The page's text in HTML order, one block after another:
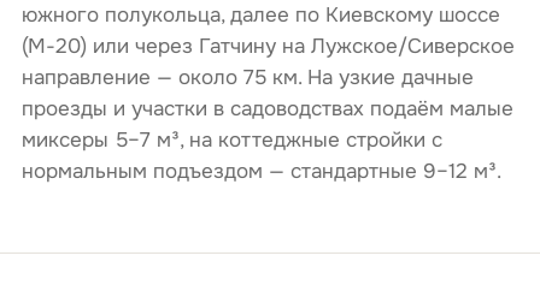
южного полукольца, далее по Киевскому шоссе
(М-20) или через Гатчину на Лужское/Сиверское
направление — около 75 км. На узкие дачные
проезды и участки в садоводствах подаём малые
миксеры 5–7 м³, на коттеджные стройки с
нормальным подъездом — стандартные 9–12 м³.